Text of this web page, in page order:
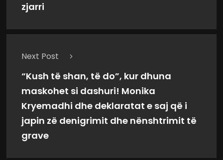
zjarri
Next Post
“Kush të shan, të do”, kur dhuna
maskohet si dashuri! Monika
Kryemadhi dhe deklaratat e saj që i
japin zë denigrimit dhe nënshtrimit të
grave